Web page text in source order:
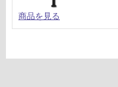
商品を見る